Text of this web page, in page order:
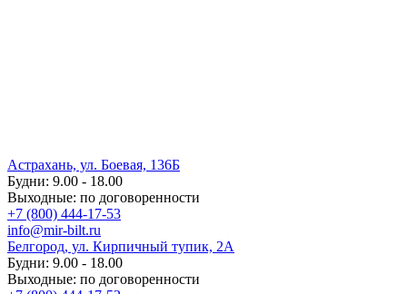
Астрахань, ул. Боевая, 136Б
Будни: 9.00 - 18.00
Выходные: по договоренности
+7 (800) 444-17-53
info@mir-bilt.ru
Белгород, ул. Кирпичный тупик, 2А
Будни: 9.00 - 18.00
Выходные: по договоренности